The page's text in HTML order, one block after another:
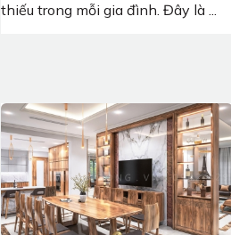
thiếu trong mỗi gia đình. Đây là ...